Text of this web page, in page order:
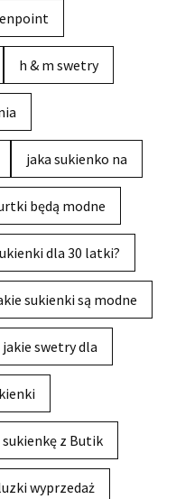
h & m swetry
jaka sukienko na
będą modne
dla 30 latki?
sukienki są modne
jakie swetry dla
sukienkę z Butik
wyprzedaż